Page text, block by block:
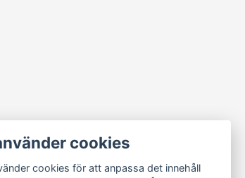
cookies
cookies för att anpassa det innehåll